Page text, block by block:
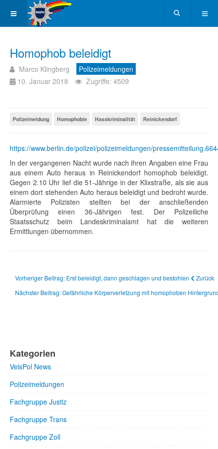
Homophob beleidigt
Marco Klingberg
Polizeimeldungen
10. Januar 2018
Zugriffe: 4509
Polizeimeldung Homophobie Hasskriminalität Reinickendorf
https://www.berlin.de/polizei/polizeimeldungen/
In der vergangenen Nacht wurde nach ihren Angaben eine Frau
aus einem Auto heraus in Reinickendorf homophob beleidigt.
Gegen 2.10 Uhr lief die 51-Jährige in der Klixstraße, als sie aus
einem dort stehenden Auto heraus beleidigt und bedroht wurde.
Alarmierte Polizisten stellten bei der anschließenden
Überprüfung einen 36-Jährigen fest. Der Polizeiliche
Staatsschutz beim Landeskriminalamt hat die weiteren
Ermittlungen übernommen.
Vorheriger Beitrag: Erst beleidigt, dann geschlagen und bestohlen
Zurück
Nächster Beitrag: Gefährliche Körperverletzung mit homophoben
Kategorien
VelsPol News
Polizeimeldungen
Fachgruppe Justiz
Fachgruppe Trans
Fachgruppe Zoll